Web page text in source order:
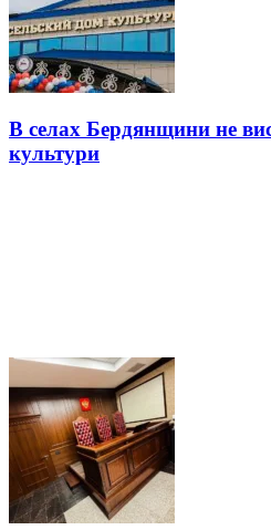
В селах Бердянщини не
культури